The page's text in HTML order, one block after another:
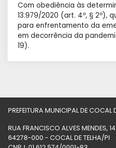
Com obediência às
13.979/2020 (art. 4º, § 2º),
para enfrentamento da
em decorrência da
19).
PREFEITURA MUNICIPAL DE COCAL
RUA FRANCISCO ALVES MENDES,
64278-000 - COCAL DE TELHA/PI